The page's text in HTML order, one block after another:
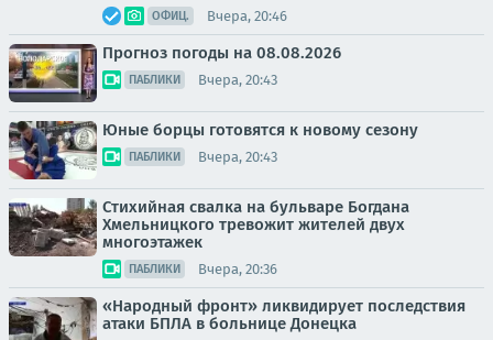
ОФИЦ. Вчера, 20:46
Прогноз погоды на 08.08.2026
ПАБЛИКИ Вчера, 20:43
Юные борцы готовятся к новому сезону
ПАБЛИКИ Вчера, 20:43
Стихийная свалка на бульваре Богдана
Хмельницкого тревожит жителей двух
многоэтажек
ПАБЛИКИ Вчера, 20:36
«Народный фронт» ликвидирует последствия
атаки БПЛА в больнице Донецка